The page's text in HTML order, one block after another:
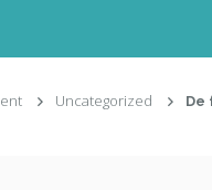
Uncategorized De